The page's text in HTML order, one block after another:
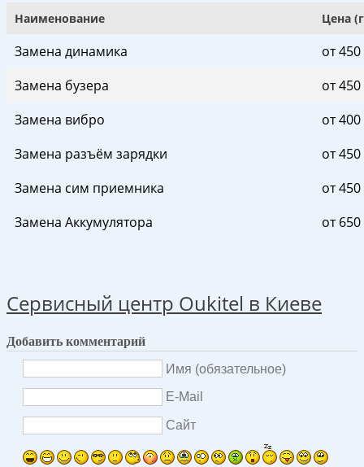
Наименование Цена
Замена динамика
от
Замена бузера
от
Замена вибро
от
Замена разъём зарядки
от
Замена сим приемника
от
Замена Аккумулятора
от
Сервисный центр Oukitel в Киеве
Добавить комментарий
Имя (обязательное)
E-Mail
Сайт